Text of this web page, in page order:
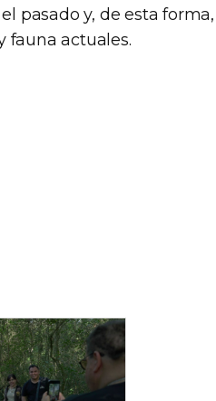
pasado y, de esta forma,
fauna actuales.